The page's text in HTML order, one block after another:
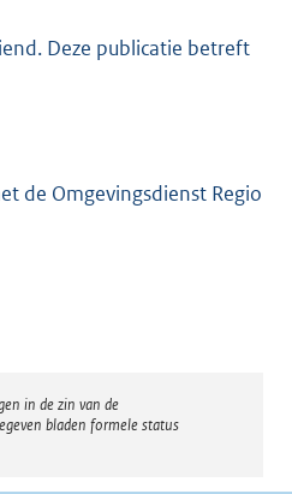
Deze publicatie betreft
de Omgevingsdienst Regio
in de zin van de
bladen formele status